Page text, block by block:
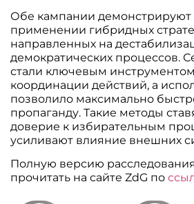
Обе кампании демонстрируют
применении гибридных
направленных на
демократических процессов.
стали ключевым
координации действий, а
позволило максимально
пропаганду. Такие методы
доверие к избирательным
усиливают влияние внешних
Полную версию
прочитать на сайте ZdG по